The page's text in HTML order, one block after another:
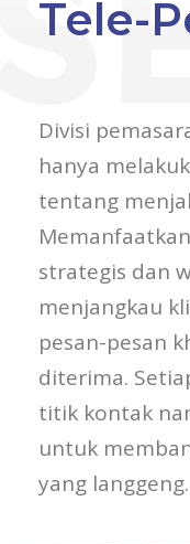
Tele-
Divisi
hanya
tentang
strategis dan
menjangkau
pesan-pesan
diterima.
titik kontak
untuk
yang langgeng.